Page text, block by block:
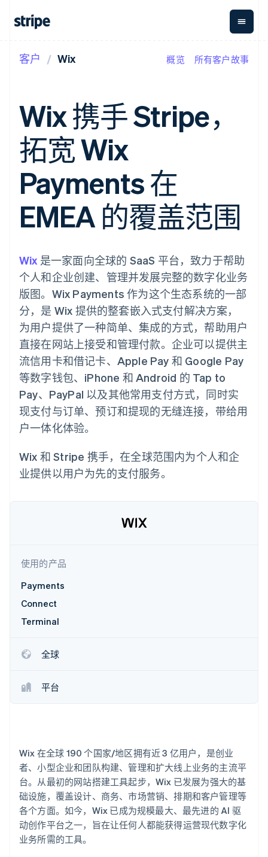
支付
在线支付
Payment links
无代码支付
Checkout
预构建支付界
Elements
灵活的 UI 组件
支持 125 种以
上
支付成功率优
化
Link
加速结账
经常性收入
Metronome
按用量计费
Subscriptions
订阅管理
一次性或定期
账单
Tax
销售税和增值
税自动化
会计自动化
Stripe Sigma
自定义报告
Data Pipeline
数据同步
资金管
Payouts
平台
更多
Product roadmap
了解未来规划
Radar
欺诈防范
Atlas
初创企业注册
Climate
碳移除
按应用场景
加密货币
电子商务
嵌入式金融
财务自动化
全球化企业
应用内支付
资金管理
平台
SaaS
按行业
AI 企业
创作者经济
游戏
酒店、旅游与休闲
保险
媒体与娱乐
非营利组织
公共部门
合作伙伴
Stripe App Marketplace
库与 SDK
Stripe Apps
接受线上付款
实施预置结账流程
构建平台或交易市场
管理订阅
提供按用量计费
通过智能体配置和管理服
务
资源
应用集成
代码示例
开发者博客
API 状态
指南
支持
获取支持
托管支持方案
专业服务
产品路线图
Sessions 年度大会
招聘
资讯中心
Stripe Press
联系
联系销售
成为合作伙伴
客户 Wix 概览 所有客户故事
Wix 携手 Stripe，
拓宽 Wix
Payments 在
EMEA 的覆盖范围
Wix 是一家面向全球的 SaaS 平台，致力于帮助
个人和企业创建、管理并发展完整的数字化业务
版图。Wix Payments 作为这个生态系统的一部
分，是 Wix 提供的整套嵌入式支付解决方案，
为用户提供了一种简单、集成的方式，帮助用户
直接在网站上接受和管理付款。企业可以提供主
流信用卡和借记卡、Apple Pay 和 Google Pay
等数字钱包、iPhone 和 Android 的 Tap to
Pay、PayPal 以及其他常用支付方式，同时实
现支付与订单、预订和提现的无缝连接，带给用
户一体化体验。
Wix 和 Stripe 携手，在全球范围内为个人和企
业提供以用户为先的支付服务。
使用的产品
Payments
Connect
Terminal
全球
平台
Wix 在全球 190 个国家/地区拥有近 3 亿用户，是创业
者、小型企业和团队构建、管理和扩大线上业务的主流平
台。从最初的网站搭建工具起步，Wix 已发展为强大的基
础设施，覆盖设计、商务、市场营销、排期和客户管理等
各个方面。如今，Wix 已成为规模最大、最先进的 AI 驱
动创作平台之一，旨在让任何人都能获得运营现代数字化
业务所需的工具。